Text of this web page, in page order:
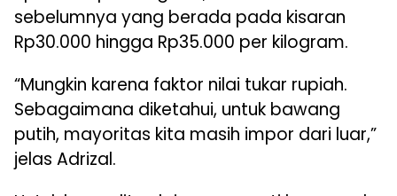
sebelumnya yang berada pada kisaran
Rp30.000 hingga Rp35.000 per kilogram.
“Mungkin karena faktor nilai tukar rupiah.
Sebagaimana diketahui, untuk bawang
putih, mayoritas kita masih impor dari luar,”
jelas Adrizal.